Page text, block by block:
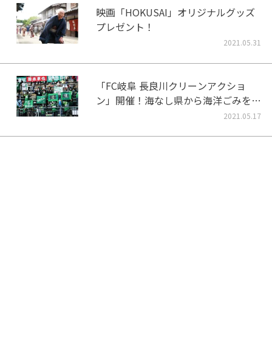
映画「HOKUSAI」オリジナルグッズ
プレゼント！
2021.05.31
「FC岐阜 長良川クリーンアクショ
ン」開催！海なし県から海洋ごみをな
2021.05.17